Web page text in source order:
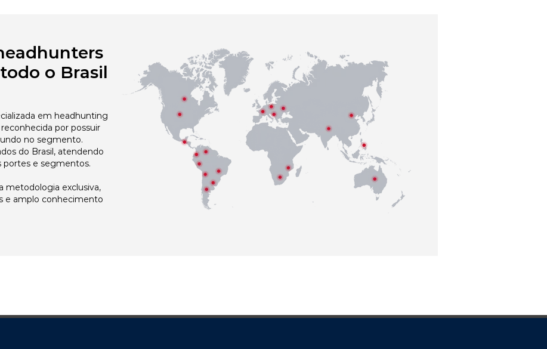
o Brasil
em headhunting
por possuir
no segmento.
do Brasil, atendendo
portes e segmentos.
metodologia exclusiva,
e amplo conhecimento